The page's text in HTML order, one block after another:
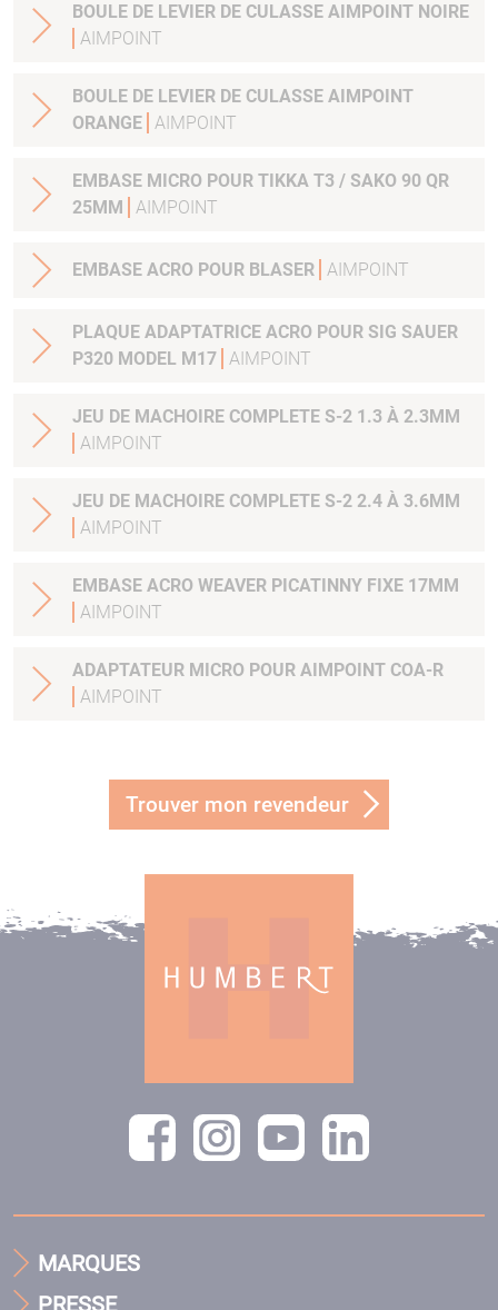
BOULE DE LEVIER DE CULASSE AIMPOINT NOIRE
AIMPOINT
BOULE DE LEVIER DE CULASSE AIMPOINT
ORANGE AIMPOINT
EMBASE MICRO POUR TIKKA T3 / SAKO 90 QR
25MM
AIMPOINT
EMBASE ACRO POUR BLASER AIMPOINT
PLAQUE ADAPTATRICE ACRO POUR SIG SAUER
P320 MODEL M17 AIMPOINT
JEU DE MACHOIRE COMPLETE S-2 1.3 À 2.3MM
AIMPOINT
JEU DE MACHOIRE COMPLETE S-2 2.4 À 3.6MM
AIMPOINT
EMBASE ACRO WEAVER PICATINNY FIXE 17MM
AIMPOINT
ADAPTATEUR MICRO POUR AIMPOINT COA-R
AIMPOINT
Trouver mon revendeur
MARQUES
PRESSE